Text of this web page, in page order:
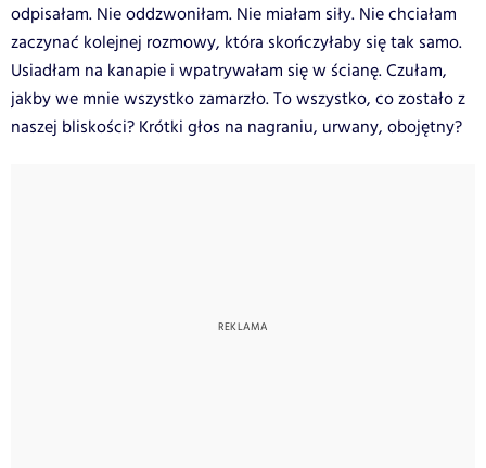
odpisałam. Nie oddzwoniłam. Nie miałam siły. Nie chciałam
zaczynać kolejnej rozmowy, która skończyłaby się tak samo.
Usiadłam na kanapie i wpatrywałam się w ścianę. Czułam,
jakby we mnie wszystko zamarzło.To wszystko, co zostało z
naszej bliskości? Krótki głos na nagraniu, urwany, obojętny?